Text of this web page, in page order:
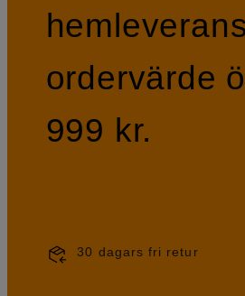
ordervärde
999 kr.
30 dagars fri retur